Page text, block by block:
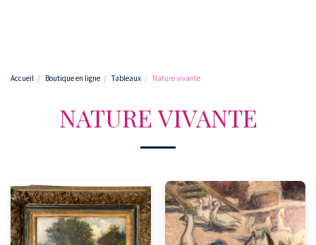
Accueil Boutique en ligne Tableaux Nature vivante
NATURE VIVANTE